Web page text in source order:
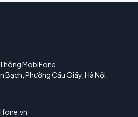
MobiFone
Bạch, Phường Cầu Giấy, Hà Nội.